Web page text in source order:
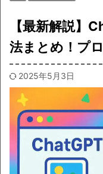
【最新解説】
法まとめ！プ
2025年5月3日